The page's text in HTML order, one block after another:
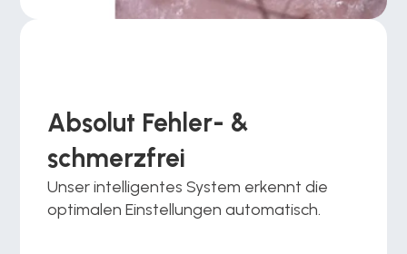
Absolut Fehler- &
schmerzfrei
Unser intelligentes System erkennt die
optimalen Einstellungen automatisch.